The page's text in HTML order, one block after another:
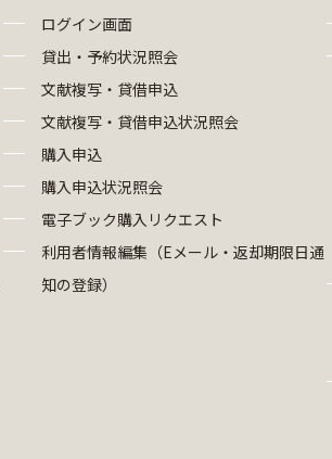
ログイン画面
貸出・予約状況照会
文献複写・貸借申込
文献複写・貸借申込状況照会
購入申込
購入申込状況照会
電子ブック購入リクエスト
利用者情報編集（Eメール・返却期限日通
知の登録）